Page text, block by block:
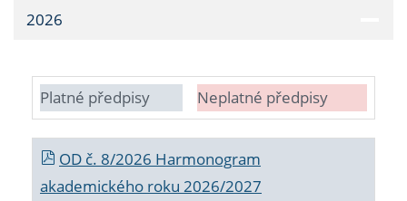
2026
Platné předpisy Neplatné předpisy
OD č. 8/2026 Harmonogram
akademického roku 2026/2027